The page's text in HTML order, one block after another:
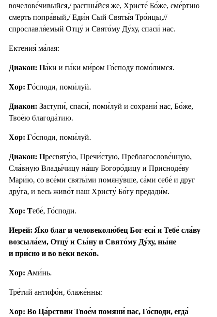
вочелове́чивыйся,/ распны́йся же, Христе́ Бо́же, сме́ртию
смерть попра́вый,/ Еди́н Сый Святы́я Тро́ицы,//
спрославля́емый Отцу́ и Свято́му Ду́ху, спаси́ нас.
Ектения́ ма́лая:
Диакон: Па́ки и па́ки ми́ром Го́споду помо́лимся.
Хор: Го́споди, поми́луй.
Диакон: Заступи́, спаси́, поми́луй и сохрани́ нас, Бо́же,
Твое́ю благода́тию.
Хор: Го́споди, поми́луй.
Диакон: Пресвяту́ю, Пречи́стую, Преблагослове́нную,
Сла́вную Влады́чицу на́шу Богоро́дицу и Присноде́ву
Мари́ю, со все́ми святы́ми помяну́вше, са́ми себе́ и друг
дру́га, и весь живо́т наш Христу́ Бо́гу предади́м.
Хор: Тебе́, Го́споди.
Иерей: Я́ко благ и человеколю́бец Бог еси́ и Тебе́ сла́ву
возсыла́ем, Отцу́ и Сы́ну и Свято́му Ду́ху, ны́не
и при́сно и во ве́ки веко́в.
Хор: Ами́нь.
Тре́тий антифо́н, блаже́нны:
Хор: Во Ца́рствии Твое́м помяни́ нас, Го́споди, егда́